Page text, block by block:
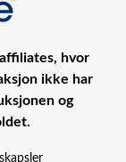
hvor
ikke har
og